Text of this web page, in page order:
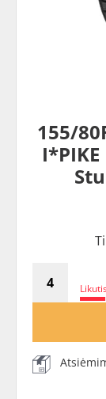
155/
I*PIKE